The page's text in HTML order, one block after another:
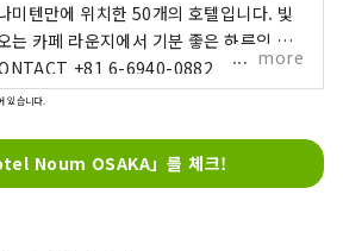
미텐만에 위치한 50개의 호텔입니다. 빛
는 카페 라운지에서 기분 좋은 하루의 시
um.jp
more
있습니다.
Noum OSAKA」를 체크!